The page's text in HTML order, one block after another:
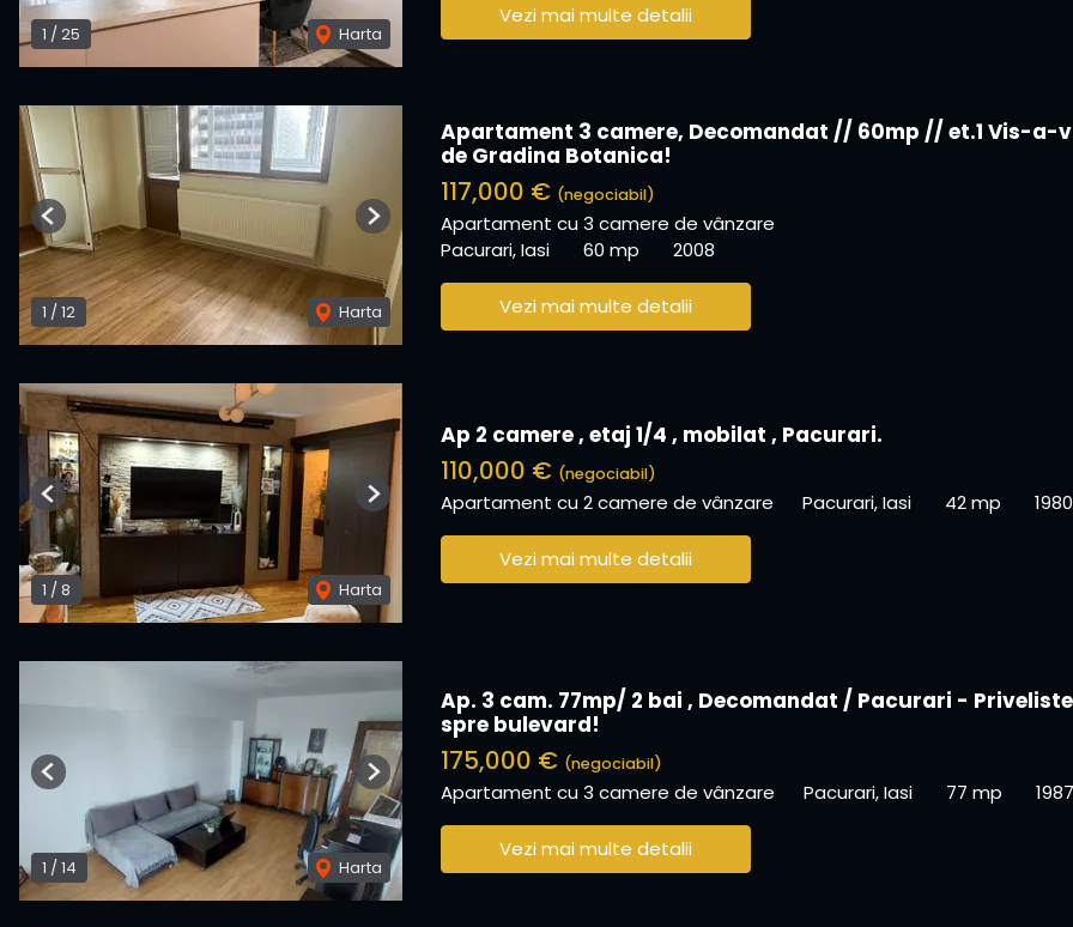
1 /25 Harta
Vezi mai multe detalii
1 /12 Harta
Previous Next
Apartament 3 camere, Decomandat // 60mp // et.1 Vis-a-
de Gradina Botanica!
117,000 € (negociabil)
Apartament cu 3 camere de vânzare
Pacurari, Iasi
60 mp 2008
Vezi mai multe detalii
1 /8 Harta
Previous Next
Ap 2 camere , etaj 1/4 , mobilat , Pacurari.
110,000 € (negociabil)
Apartament cu 2 camere de vânzare Pacurari, Iasi 42 mp 1980
Vezi mai multe detalii
1 /14 Harta
Previous Next
Ap. 3 cam. 77mp/ 2 bai , Decomandat / Pacurari - Priveliste
spre bulevard!
175,000 € (negociabil)
Apartament cu 3 camere de vânzare Pacurari, Iasi 77 mp 1987
Vezi mai multe detalii